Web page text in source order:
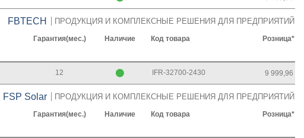
ПРОДУКЦИЯ И КОМПЛЕКСНЫЕ РЕШЕНИЯ ДЛЯ ПРЕДПРИЯТИЙ
FBTECH
Гарантия(мес.) Наличие Код товара Розница*
12 IFR-32700-2430 9 999,96
ПРОДУКЦИЯ И КОМПЛЕКСНЫЕ РЕШЕНИЯ ДЛЯ ПРЕДПРИЯТИЙ
FSP Solar
Гарантия(мес.) Наличие Код товара Розница*